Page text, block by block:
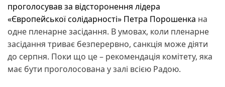
проголосував за відсторонення лідера
«Європейської солідарності» Петра Порошенка на
одне пленарне засідання. В умовах, коли пленарне
засідання триває безперервно, санкція може діяти
до серпня. Поки що це – рекомендація комітету, яка
має бути проголосована у залі всією Радою.